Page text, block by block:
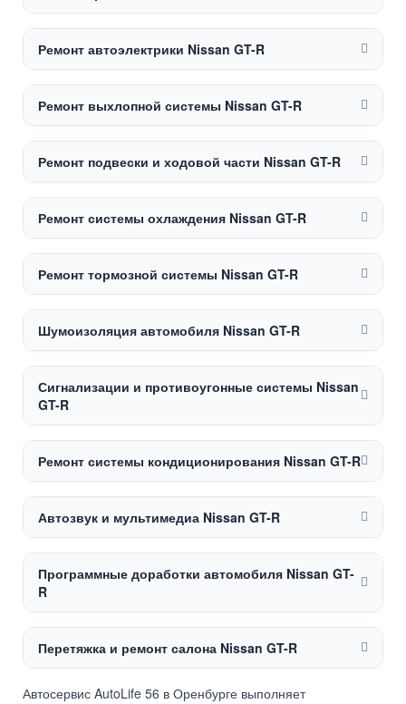
Ремонт автоэлектрики Nissan GT-R
Ремонт выхлопной системы Nissan GT-R
Ремонт подвески и ходовой части Nissan GT-R
Ремонт системы охлаждения Nissan GT-R
Ремонт тормозной системы Nissan GT-R
Шумоизоляция автомобиля Nissan GT-R
Сигнализации и противоугонные системы Nissan
GT-R
Ремонт системы кондиционирования Nissan GT-R
Автозвук и мультимедиа Nissan GT-R
Программные доработки автомобиля Nissan GT-
R
Перетяжка и ремонт салона Nissan GT-R
Автосервис AutoLife 56 в Оренбурге выполняет